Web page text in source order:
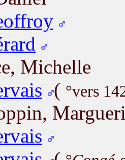
Michelle
( °vers